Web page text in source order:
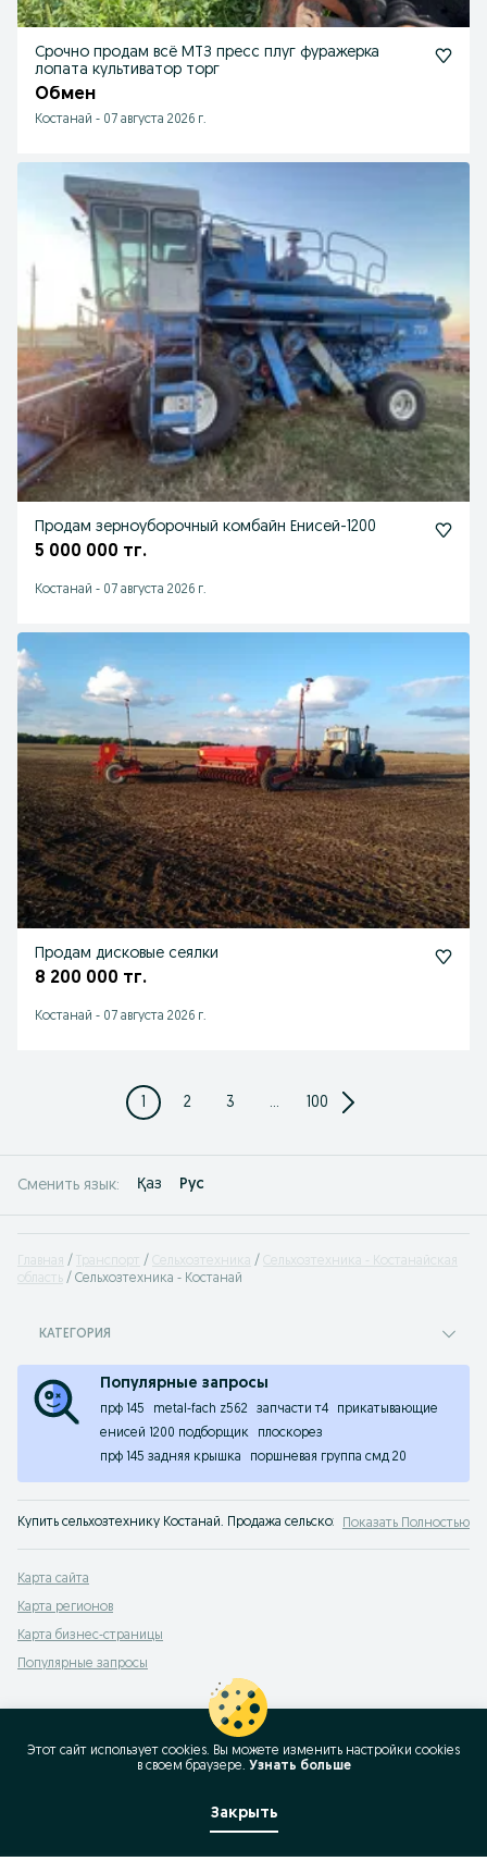
Срочно продам всё МТЗ пресс плуг фуражерка
лопата культиватор торг
Обмен
Костанай - 07 августа 2026 г.
Продам зерноуборочный комбайн Енисей-1200
5 000 000 тг.
Костанай - 07 августа 2026 г.
Продам дисковые сеялки
8 200 000 тг.
Костанай - 07 августа 2026 г.
1 2 3 ... 100
Сменить язык: Қаз Рус
Главная Транспорт Сельхозтехника
Сельхозтехника - Костанайская
область
Сельхозтехника - Костанай
КАТЕГОРИЯ
Популярные запросы
прф 145 metal-fach z562 запчасти т4
прикатывающие
енисей 1200 подборщик
плоскорез
прф 145 задняя крышка
поршневая группа смд 20
Купить сельхозтехнику Костанай. Продажа сельскохозяйственной
Показать Полностью
Карта сайта
Карта регионов
Карта бизнес-страницы
Популярные запросы
Этот сайт использует cookies. Вы можете изменить настройки cookies
в своeм браузере. Узнать больше
Закрыть